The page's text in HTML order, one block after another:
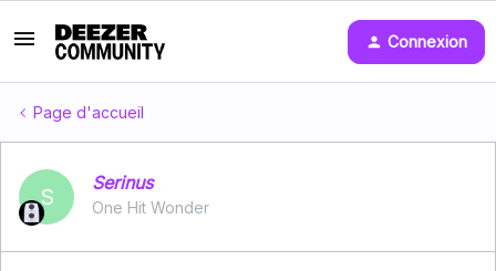
Connexion
Page d'accueil
S
Serinus
One Hit Wonder